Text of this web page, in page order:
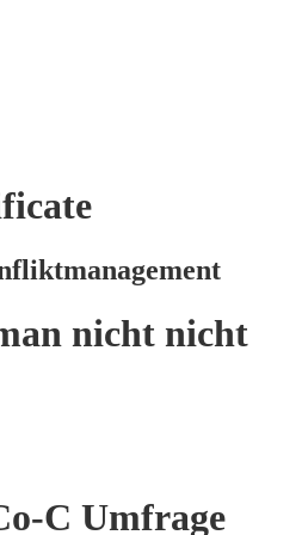
nicht nicht
C Umfrage